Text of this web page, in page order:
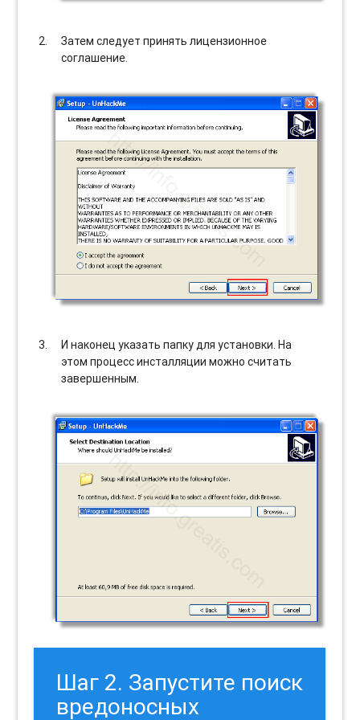
Затем следует принять лицензионное
соглашение.
И наконец указать папку для установки. На
этом процесс инсталляции можно считать
завершенным.
Шаг 2. Запустите поиск
вредоносных